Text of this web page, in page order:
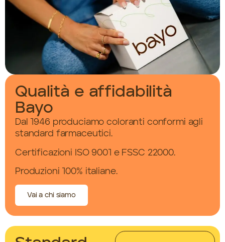
Qualità e affidabilità
Bayo
Dal 1946 produciamo coloranti conformi agli
standard farmaceutici.
Certificazioni ISO 9001 e FSSC 22000.
Produzioni 100% italiane.
Vai a chi siamo